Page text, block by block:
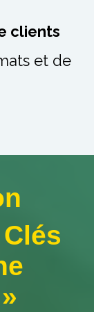
clients
et de